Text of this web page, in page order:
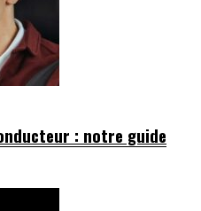
: notre guide